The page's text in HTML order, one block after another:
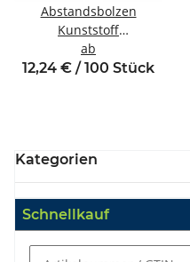
Abstandsbolzen
Kunststoff
Innen/Innengewinde M4
SW8
ab
12,24 € / 100 Stück
Kategorien
Schnellkauf